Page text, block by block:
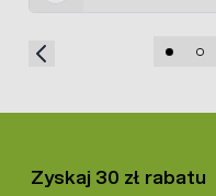
Zyskaj 30 zł rabatu